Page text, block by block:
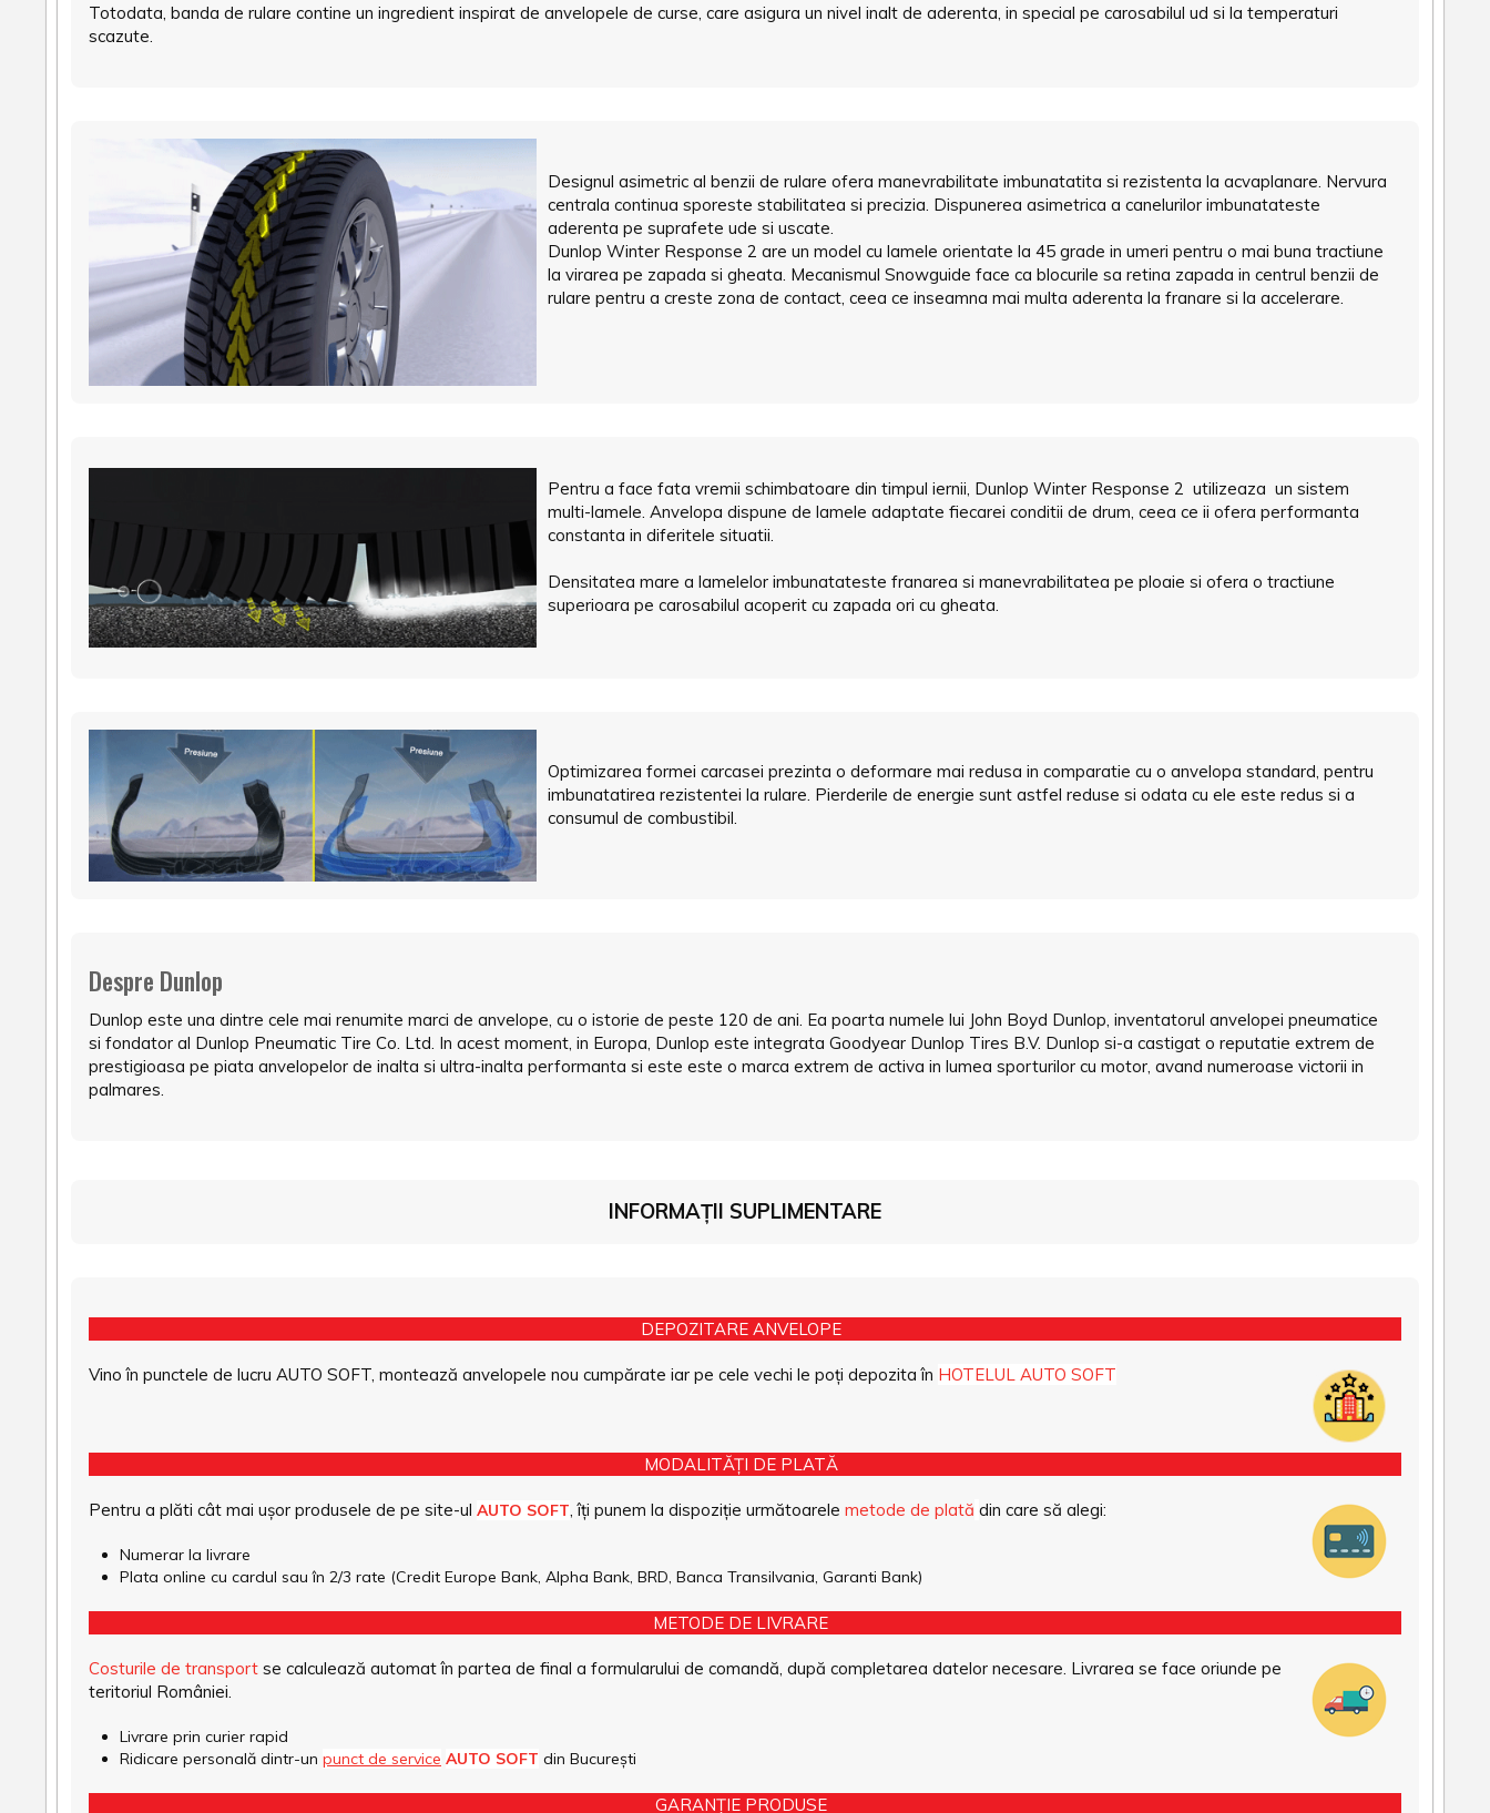
Totodata, banda de rulare contine un ingredient inspirat de anvelopele de curse, care asigura un nivel inalt de aderenta, in special pe carosabilul ud si la temperaturi
scazute.
Designul asimetric al benzii de rulare ofera manevrabilitate imbunatatita si rezistenta la acvaplanare. Nervura
centrala continua sporeste stabilitatea si precizia. Dispunerea asimetrica a canelurilor imbunatateste
aderenta pe suprafete ude si uscate.
Dunlop Winter Response 2 are un model cu lamele orientate la 45 grade in umeri pentru o mai buna tractiune
la virarea pe zapada si gheata. Mecanismul Snowguide face ca blocurile sa retina zapada in centrul benzii de
rulare pentru a creste zona de contact, ceea ce inseamna mai multa aderenta la franare si la accelerare.
Pentru a face fata vremii schimbatoare din timpul iernii, Dunlop Winter Response 2 utilizeaza un sistem
multi-lamele. Anvelopa dispune de lamele adaptate fiecarei conditii de drum, ceea ce ii ofera performanta
constanta in diferitele situatii.
Densitatea mare a lamelelor imbunatateste franarea si manevrabilitatea pe ploaie si ofera o tractiune
superioara pe carosabilul acoperit cu zapada ori cu gheata.
Optimizarea formei carcasei prezinta o deformare mai redusa in comparatie cu o anvelopa standard, pentru
imbunatatirea rezistentei la rulare. Pierderile de energie sunt astfel reduse si odata cu ele este redus si a
consumul de combustibil.
Despre Dunlop
Dunlop este una dintre cele mai renumite marci de anvelope, cu o istorie de peste 120 de ani. Ea poarta numele lui John Boyd Dunlop, inventatorul anvelopei pneumatice
si fondator al Dunlop Pneumatic Tire Co. Ltd. In acest moment, in Europa, Dunlop este integrata Goodyear Dunlop Tires B.V. Dunlop si-a castigat o reputatie extrem de
prestigioasa pe piata anvelopelor de inalta si ultra-inalta performanta si este este o marca extrem de activa in lumea sporturilor cu motor, avand numeroase victorii in
palmares.
INFORMAȚII SUPLIMENTARE
DEPOZITARE ANVELOPE
Vino în punctele de lucru AUTO SOFT, montează anvelopele nou cumpărate iar pe cele vechi le poți depozita în HOTELUL AUTO SOFT
MODALITĂȚI DE PLATĂ
Pentru a plăti cât mai ușor produsele de pe site-ul AUTO SOFT , îți punem la dispoziție următoarele metode de plată din care să alegi:
Numerar la livrare
Plata online cu cardul sau în 2/3 rate (Credit Europe Bank, Alpha Bank, BRD, Banca Transilvania, Garanti Bank)
METODE DE LIVRARE
Costurile de transport se calculează automat în partea de final a formularului de comandă, după completarea datelor necesare. Livrarea se face oriunde pe
teritoriul României.
Livrare prin curier rapid
Ridicare personală dintr-un punct de service AUTO SOFT din București
GARANȚIE PRODUSE